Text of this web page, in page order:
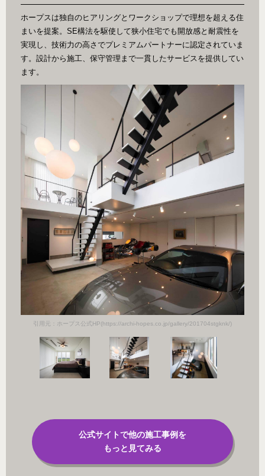
ホープスは独自のヒアリングとワークショップで理想を超える住
まいを提案。SE構法を駆使して狭小住宅でも開放感と耐震性を
実現し、技術力の高さでプレミアムパートナーに認定されていま
す。設計から施工、保守管理まで一貫したサービスを提供してい
ます。
引用元：ホープス公式HP(https://archi-hopes.co.jp/gallery/201704stgknk/)
公式サイトで他の施工事例を
もっと見てみる